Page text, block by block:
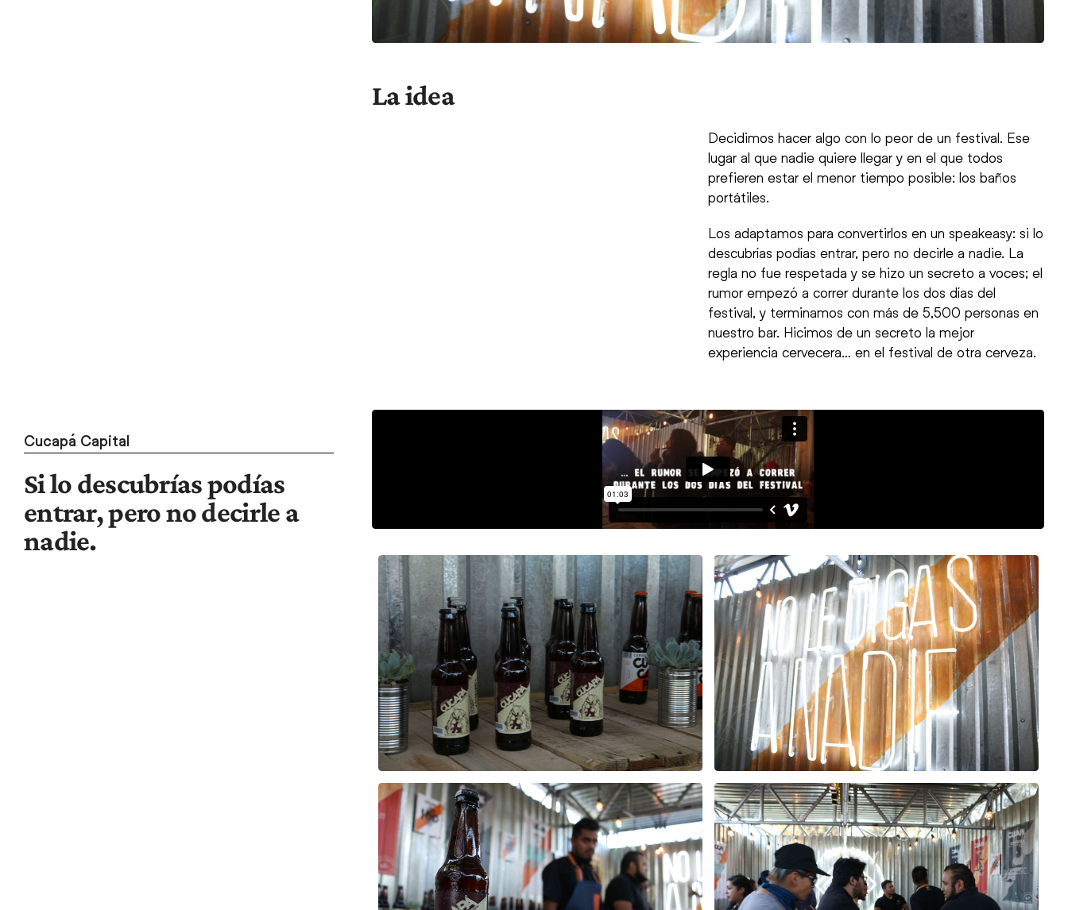
La idea
Decidimos hacer algo con lo peor de un festival. Ese
lugar al que nadie quiere llegar y en el que todos
prefieren estar el menor tiempo posible: los baños
portátiles.
Los adaptamos para convertirlos en un speakeasy: si lo
descubrías podías entrar, pero no decirle a nadie. La
regla no fue respetada y se hizo un secreto a voces; el
rumor empezó a correr durante los dos días del
festival, y terminamos con más de 5,500 personas en
nuestro bar. Hicimos de un secreto la mejor
experiencia cervecera… en el festival de otra cerveza.
Cucapá Capital
Si lo descubrías podías
entrar, pero no decirle a
nadie.